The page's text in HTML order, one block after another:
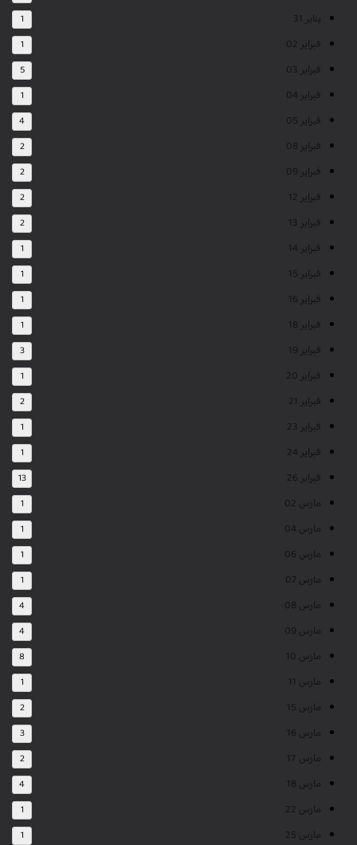
يناير 31 1
فبراير 02 1
فبراير 03 5
فبراير 04 1
فبراير 05 4
فبراير 08 2
فبراير 09 2
فبراير 12 2
فبراير 13 2
فبراير 14 1
فبراير 15 1
فبراير 16 1
فبراير 18 1
فبراير 19 3
فبراير 20 1
فبراير 21 2
فبراير 23 1
فبراير 24 1
فبراير 26 13
مارس 02 1
مارس 04 1
مارس 06 1
مارس 07 1
مارس 08 4
مارس 09 4
مارس 10 8
مارس 11 1
مارس 15 2
مارس 16 3
مارس 17 2
مارس 18 4
مارس 22 1
مارس 25 1